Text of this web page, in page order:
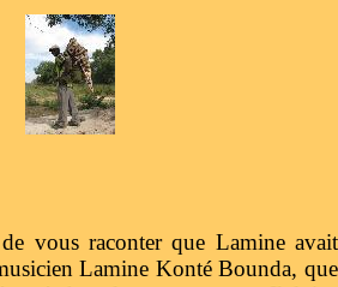
vous raconter que Lamine avait
Lamine Konté Bounda, que